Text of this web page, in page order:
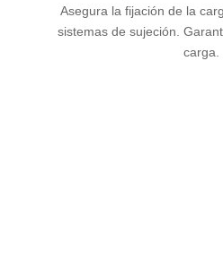
Asegura la fijación de la
sistemas de sujeción.
carga.